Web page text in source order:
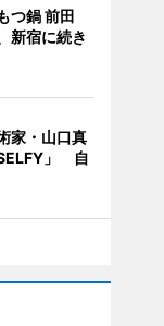
つ鍋 前田
新宿に続き
家・山口真
」 自